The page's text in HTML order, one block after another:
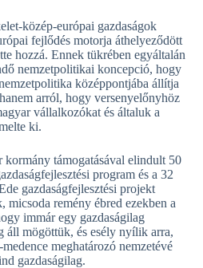
közép-európai gazdaságok
fejlődés motorja áthelyeződött
hozzá. Ennek tükrében egyáltalán
nemzetpolitikai koncepció, hogy
középpontjába állítja
arról, hogy versenyelőnyhöz
vállalkozókat és általuk a
ki.
kormány támogatásával elindult 50
program és a 32
gazdaságfejlesztési projekt
micsoda remény ébred ezekben a
immár egy gazdaságilag
áll mögöttük, és esély nyílik arra,
meghatározó nemzetévé
gazdaságilag.